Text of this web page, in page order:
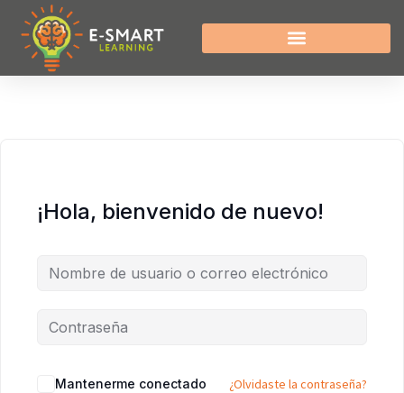
¡Hola, bienvenido de nuevo!
Mantenerme conectado ¿Olvidaste la contraseña?